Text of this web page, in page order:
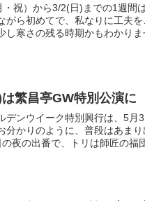
・祝）から3/2(日)までの1週間
がら初めてで、私なりに工夫
し寒さの残る時期かもわかりま
繁昌亭GW特別公演に
デンウイーク特別興行は、5
分かりのように、普段はあま
夜の出番で、トリは師匠の福